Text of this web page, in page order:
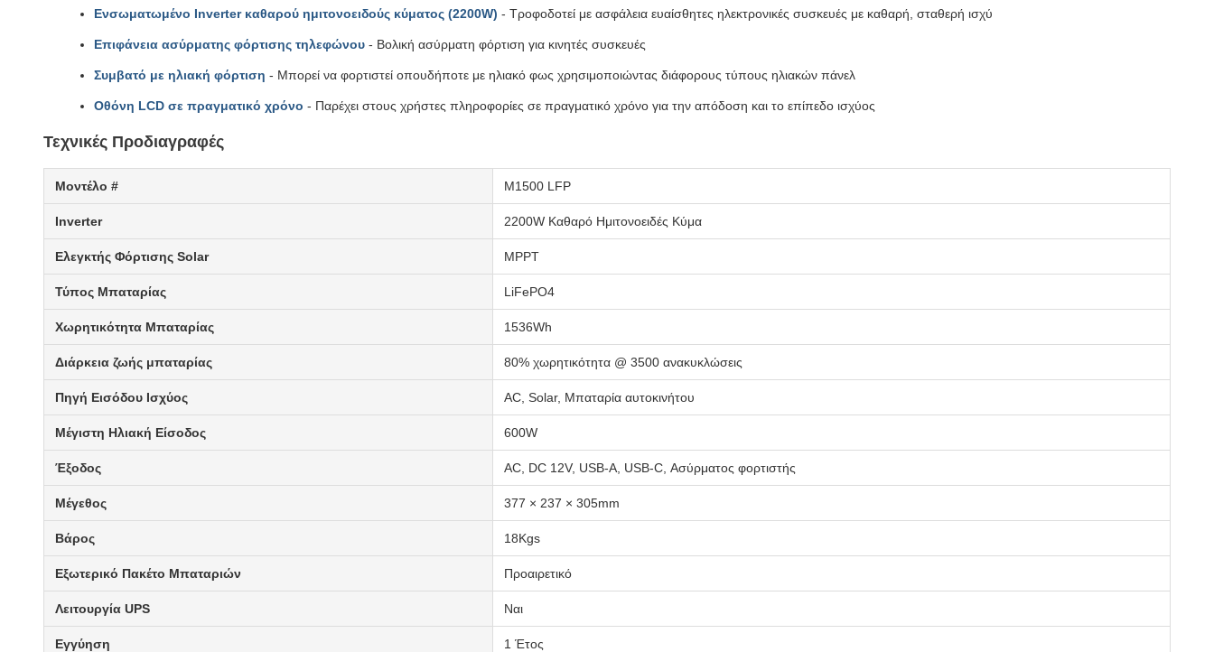
Ενσωματωμένο Inverter καθαρού ημιτονοειδούς κύματος (2200W) - Τροφοδοτεί με ασφάλεια ευαίσθητες ηλεκτρονικές συσκευές με καθαρή, σταθερή ισχύ
Επιφάνεια ασύρματης φόρτισης τηλεφώνου - Βολική ασύρματη φόρτιση για κινητές συσκευές
Συμβατό με ηλιακή φόρτιση - Μπορεί να φορτιστεί οπουδήποτε με ηλιακό φως χρησιμοποιώντας διάφορους τύπους ηλιακών πάνελ
Οθόνη LCD σε πραγματικό χρόνο - Παρέχει στους χρήστες πληροφορίες σε πραγματικό χρόνο για την απόδοση και το επίπεδο ισχύος
Τεχνικές Προδιαγραφές
Μοντέλο # M1500 LFP
Inverter 2200W Καθαρό Ημιτονοειδές Κύμα
Ελεγκτής Φόρτισης Solar MPPT
Τύπος Μπαταρίας LiFePO4
Χωρητικότητα Μπαταρίας 1536Wh
Διάρκεια ζωής μπαταρίας 80% χωρητικότητα @ 3500 ανακυκλώσεις
Πηγή Εισόδου Ισχύος AC, Solar, Μπαταρία αυτοκινήτου
Μέγιστη Ηλιακή Είσοδος 600W
Έξοδος AC, DC 12V, USB-A, USB-C, Ασύρματος φορτιστής
Μέγεθος 377 × 237 × 305mm
Βάρος 18Kgs
Εξωτερικό Πακέτο Μπαταριών Προαιρετικό
Λειτουργία UPS Ναι
Εγγύηση 1 Έτος